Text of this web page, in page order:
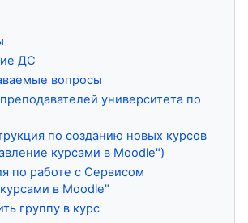
ДС
вопросы
университета по
по созданию новых курсов
курсами в Moodle")
по работе с Сервисом
в Moodle"
группу в курс